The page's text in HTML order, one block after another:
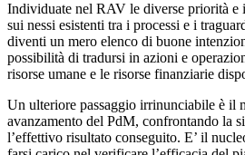
Individuate nel RAV le diverse priorità e
sui nessi esistenti tra i processi e i
diventi un mero elenco di buone
possibilità di tradursi in azioni e
risorse umane e le risorse finanziarie
Un ulteriore passaggio irrinunciabile è il
avanzamento del PdM, confrontando la
l’effettivo risultato conseguito. E’ il